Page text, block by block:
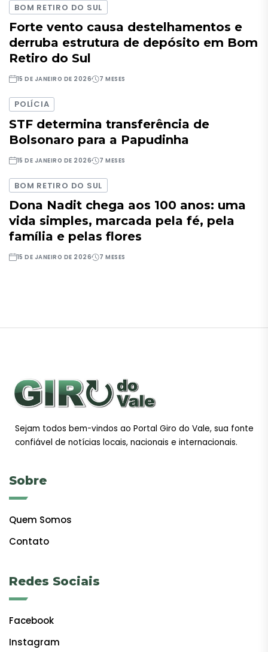
BOM RETIRO DO SUL
Forte vento causa destelhamentos e
derruba estrutura de depósito em Bom
Retiro do Sul
15 DE JANEIRO DE 2026 7 MESES
POLÍCIA
STF determina transferência de
Bolsonaro para a Papudinha
15 DE JANEIRO DE 2026 7 MESES
BOM RETIRO DO SUL
Dona Nadit chega aos 100 anos: uma
vida simples, marcada pela fé, pela
família e pelas flores
15 DE JANEIRO DE 2026 7 MESES
Sejam todos bem-vindos ao Portal Giro do Vale, sua fonte
confiável de notícias locais, nacionais e internacionais.
Sobre
Quem Somos
Contato
Redes Sociais
Facebook
Instagram